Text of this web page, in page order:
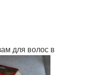
для волос в